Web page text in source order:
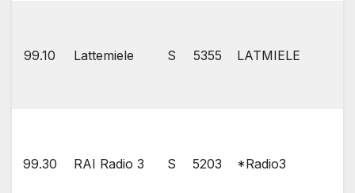
99.10 Lattemiele S 5355 LATMIELE
99.30 RAI Radio 3 S 5203 *Radio3